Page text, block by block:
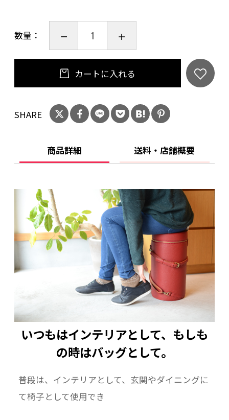
数量：
カートに入れる
SHARE
商品詳細 送料・店舗概要
いつもはインテリアとして、もしも
の時はバッグとして。
普段は、インテリアとして、玄関やダイニングに
て椅子として使用でき